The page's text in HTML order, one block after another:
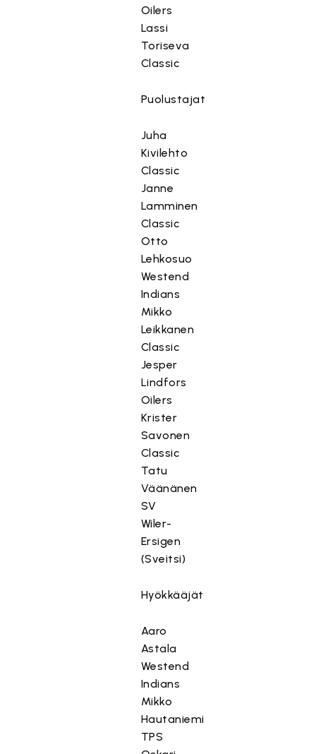
Oilers
Lassi
Toriseva
Classic
Puolustajat
Juha
Kivilehto
Classic
Janne
Lamminen
Classic
Otto
Lehkosuo
Westend
Indians
Mikko
Leikkanen
Classic
Jesper
Lindfors
Oilers
Krister
Savonen
Classic
Tatu
Väänänen
SV
Wiler-
Ersigen
(Sveitsi)
Hyökkääjät
Aaro
Astala
Westend
Indians
Mikko
Hautaniemi
TPS